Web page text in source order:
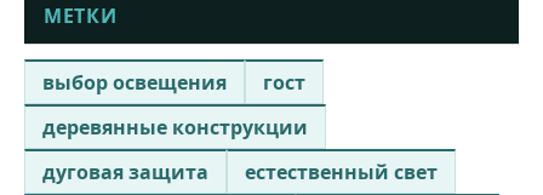
МЕТКИ
выбор освещения
гост
деревянные конструкции
дуговая защита
естественный свет